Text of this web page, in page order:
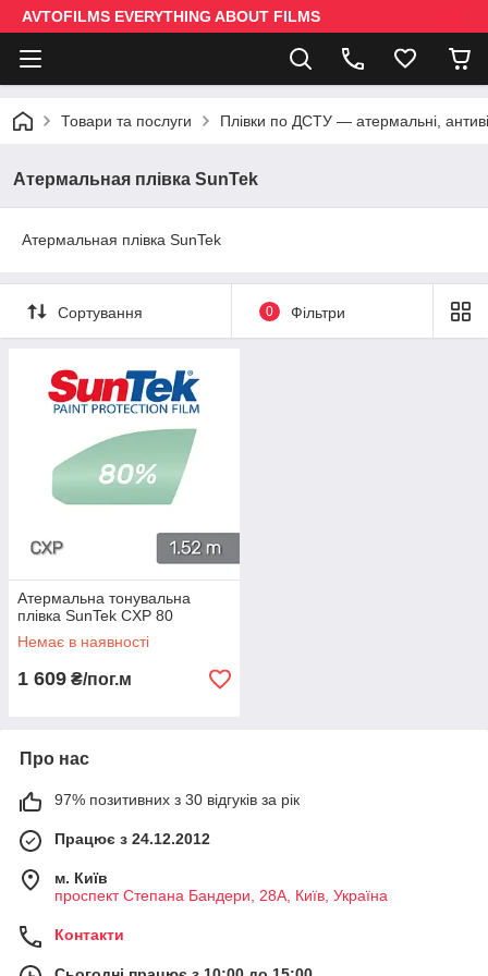
AVTOFILMS EVERYTHING ABOUT FILMS
Товари та послуги Плівки по ДСТУ — атермальні,
Атермальная плівка SunTek
Атермальная плівка SunTek
Сортування 0 Фільтри
Атермальна тонувальна
плівка SunTek CXP 80
Немає в наявності
1 609 ₴/пог.м
Про нас
97% позитивних з 30 відгуків за рік
Працює з 24.12.2012
м. Київ
проспект Степана Бандери, 28А, Київ, Україна
Контакти